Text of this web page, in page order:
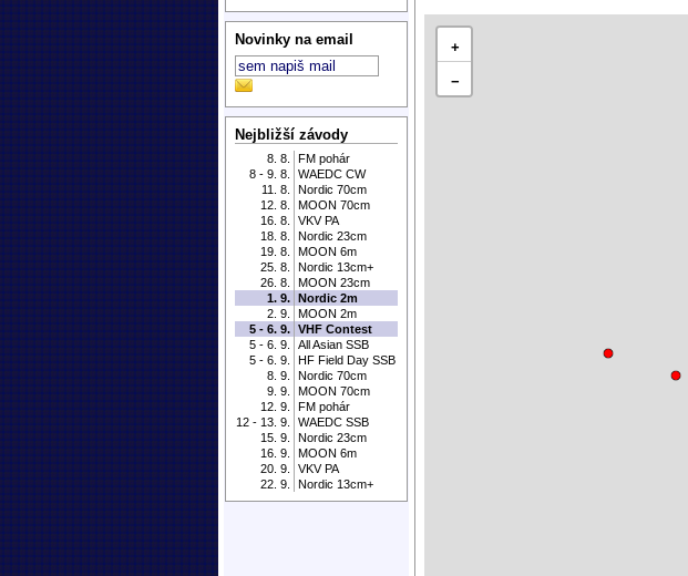
Novinky na email
Nejbližší závody
8. 8.
FM pohár
8 - 9. 8.
WAEDC CW
11. 8.
Nordic 70cm
12. 8.
MOON 70cm
16. 8.
VKV PA
18. 8.
Nordic 23cm
19. 8.
MOON 6m
25. 8.
Nordic 13cm+
26. 8.
MOON 23cm
1. 9. Nordic 2m
2. 9.
MOON 2m
5 - 6. 9. VHF Contest
5 - 6. 9.
All Asian SSB
5 - 6. 9.
HF Field Day SSB
8. 9.
Nordic 70cm
9. 9.
MOON 70cm
12. 9.
FM pohár
12 - 13. 9.
WAEDC SSB
15. 9.
Nordic 23cm
16. 9.
MOON 6m
20. 9.
VKV PA
22. 9.
Nordic 13cm+
+
−